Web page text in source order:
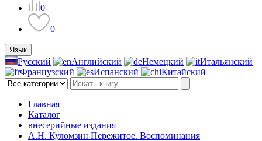
0
0
Язык
Русский Английский Немецкий
Итальянский
Французский
Испанский Китайский
Главная
Каталог
внесерийные издания
А.Н. Куломзин Пережитое. Воспоминания